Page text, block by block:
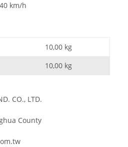
km/h
10,00 kg
10,00 kg
CO., LTD.
County